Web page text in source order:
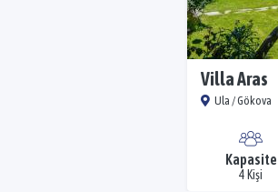
Villa Aras
Ula / Gökova
Kapasite
4 Kişi